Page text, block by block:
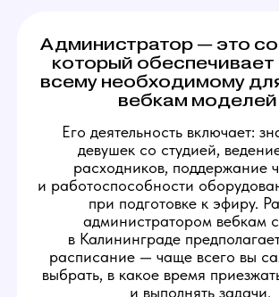
ОБЯЗАННОСТИ
АДМИНИСТРАТОРА